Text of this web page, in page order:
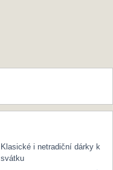
Klasické i netradiční dárky k
svátku